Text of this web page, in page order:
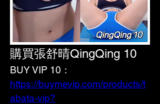
購買張舒晴QingQing 10
BUY VIP 10：
https://buymevip.com/products/t
abata-vip?